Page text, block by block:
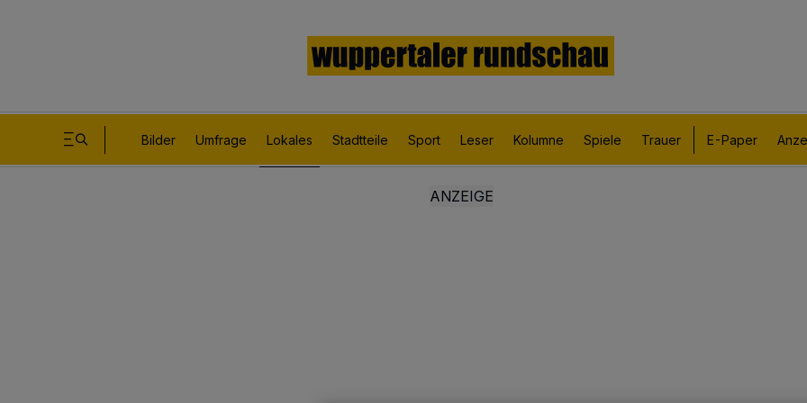
Bilder Umfrage Lokales Stadtteile Sport Leser Kolumne Spiele Trauer E-Paper